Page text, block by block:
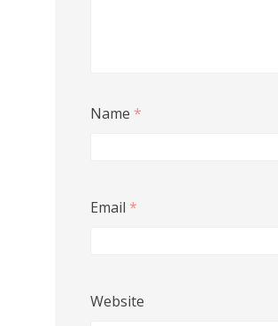
Name *
Email *
Website